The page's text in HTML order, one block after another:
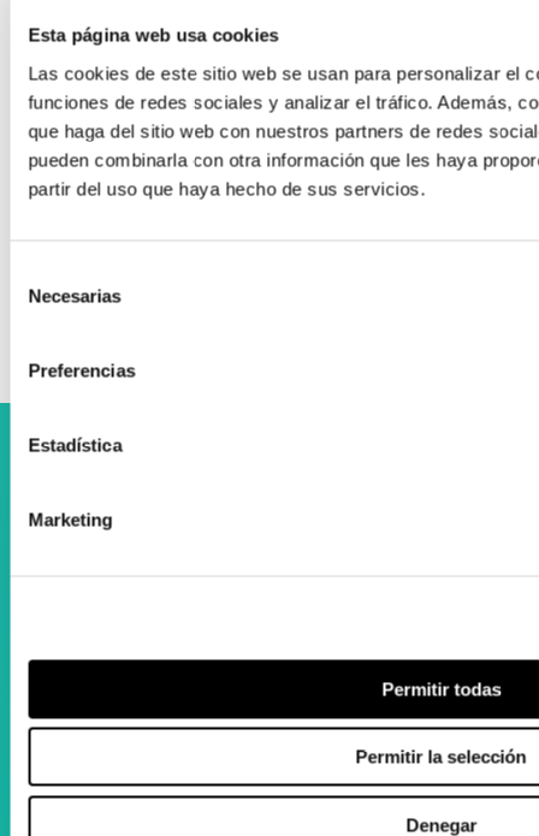
Esta página web usa cookies
Las cookies de este sitio web se usan para personalizar el
funciones de redes sociales y analizar el tráfico. Además,
que haga del sitio web con nuestros partners de redes
pueden combinarla con otra información que les haya
partir del uso que haya hecho de sus servicios.
Necesarias
Preferencias
Estadística
Marketing
Permitir todas
Permitir la selección
Denegar
Accesibilidad en la cocina
Grúa de elevación (tipo cigüeña)
VICTOR 2600
Exoesqueleto Muscle Suit Every
Zenta entidad expositora en el Congreso
Colaboramos con el Departamento Vasco de Salud
Política de cookies
Desarrollado por Triplevdoble